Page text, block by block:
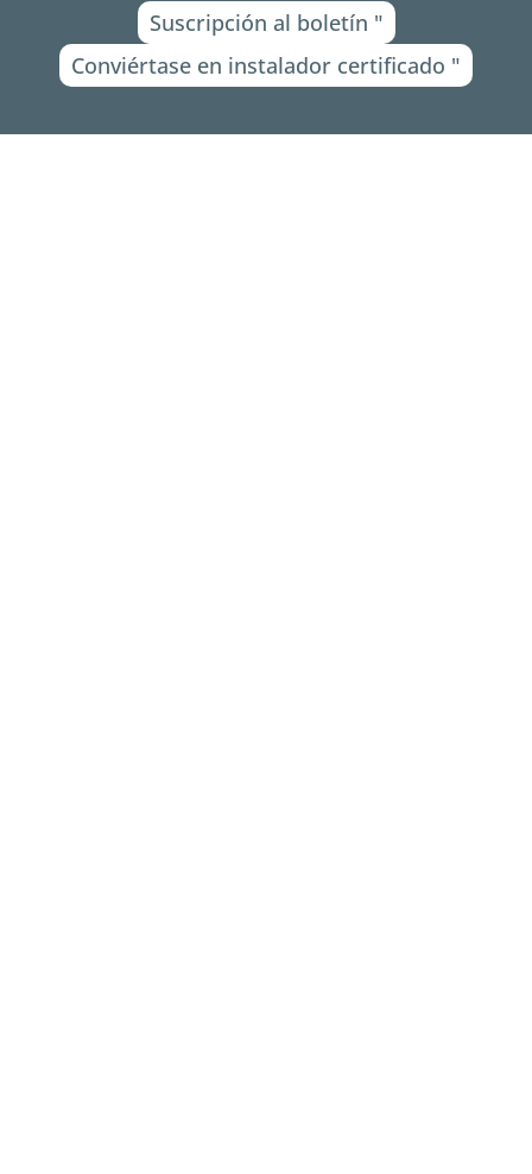
u
t
u
c
b
s
a
n
e
m
e
n
Suscripción al boletín "
Conviértase en instalador certificado "